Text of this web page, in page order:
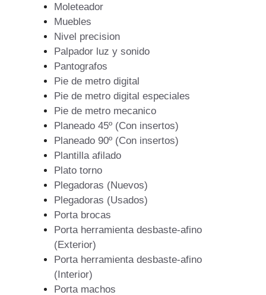
Moleteador
Muebles
Nivel precision
Palpador luz y sonido
Pantografos
Pie de metro digital
Pie de metro digital especiales
Pie de metro mecanico
Planeado 45º (Con insertos)
Planeado 90º (Con insertos)
Plantilla afilado
Plato torno
Plegadoras (Nuevos)
Plegadoras (Usados)
Porta brocas
Porta herramienta desbaste-afino
(Exterior)
Porta herramienta desbaste-afino
(Interior)
Porta machos